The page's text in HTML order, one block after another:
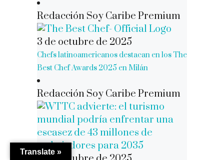
Redacción Soy Caribe Premium
3 de octubre de 2025
Chefs latinoamericanos destacan en los The
Best Chef Awards 2025 en Milán
Redacción Soy Caribe Premium
Translate »